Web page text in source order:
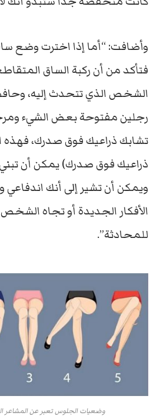
وأضافت: “أما إذا اخترت وضع
فتأكد من أن ركبة الساق
الشخص الذي تتحدث إليه،
رجلين مفتوحة بعض الشيء
تشابك ذراعيك فوق صدرك، فهذه
ذراعيك فوق صدرك) يمكن أن
ويمكن أن تشير إلى أنك
الأفكار الجديدة أو تجاه الشخص
للمحادثة”.
وضعيات الجلوس تعبر عن المشاعر